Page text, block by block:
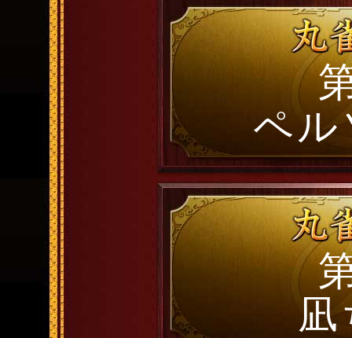
ペル
凪